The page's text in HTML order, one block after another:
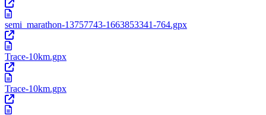
semi_marathon-13757743-1663853341-764.gpx
Trace-10km.gpx
Trace-10km.gpx